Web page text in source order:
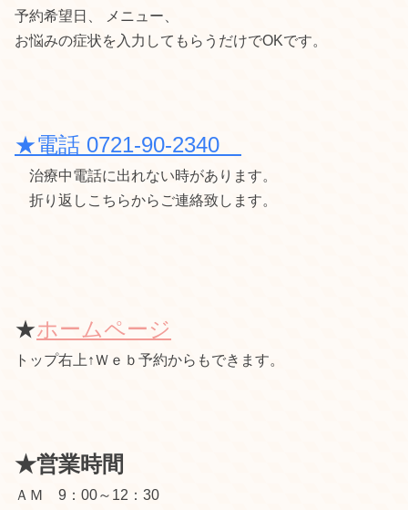
予約希望日、 メニュー、
お悩みの症状を入力してもらうだけでOKです。
★電話 0721-90-2340
治療中電話に出れない時があります。
折り返しこちらからご連絡致します。
★ホームページ
トップ右上↑Ｗｅｂ予約からもできます。
★営業時間
ＡＭ 9：00～12：30